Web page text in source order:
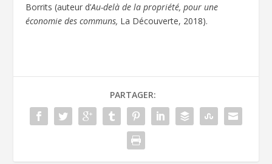
Borrits (auteur d’Au-delà de la propriété, pour une
économie des communs, La Découverte, 2018).
PARTAGER: